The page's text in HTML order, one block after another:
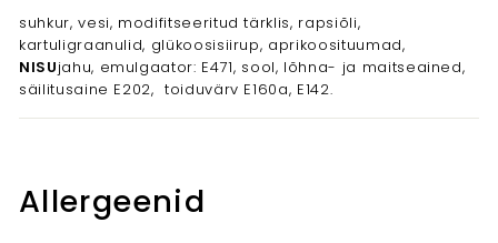
suhkur, vesi, modifitseeritud tärklis, rapsiõli,
kartuligraanulid, glükoosisiirup, aprikoosituumad,
NISUjahu, emulgaator: E471, sool, lõhna- ja maitseained,
säilitusaine E202, toiduvärv E160a, E142.
Allergeenid